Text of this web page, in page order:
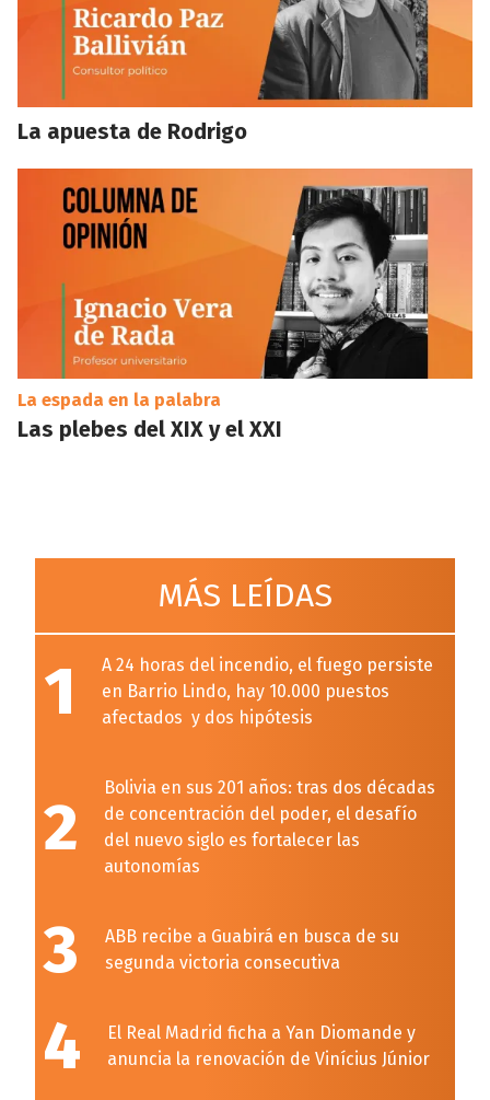
La apuesta de Rodrigo
La espada en la palabra
Las plebes del XIX y el XXI
MÁS LEÍDAS
1
A 24 horas del incendio, el fuego persiste
en Barrio Lindo, hay 10.000 puestos
afectados y dos hipótesis
2
Bolivia en sus 201 años: tras dos décadas
de concentración del poder, el desafío
del nuevo siglo es fortalecer las
autonomías
3
ABB recibe a Guabirá en busca de su
segunda victoria consecutiva
4
El Real Madrid ficha a Yan Diomande y
anuncia la renovación de Vinícius Júnior